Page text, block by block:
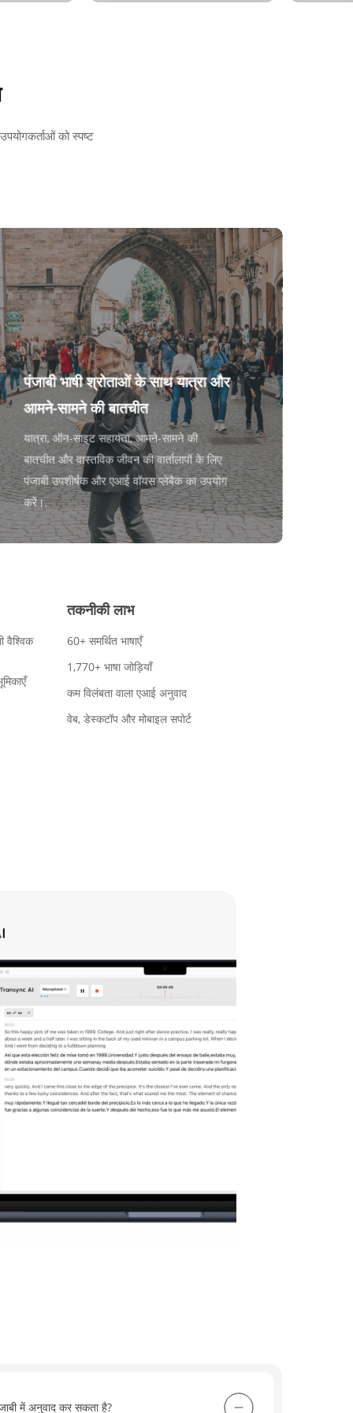
को स्पष्ट
पंजाबी भाषी श्रोताओं के साथ यात्रा और
आमने-सामने की बातचीत
यात्रा, ऑन-साइट सहायता, आमने-सामने की
बातचीत और वास्तविक जीवन की वार्तालापों के लिए
पंजाबी उपशीर्षक और एआई वॉयस प्लेबैक का उपयोग
करें।.
वैश्विक
तकनीकी लाभ
60+ समर्थित भाषाएँ
1,770+ भाषा जोड़ियाँ
कम विलंबता वाला एआई अनुवाद
वेब, डेस्कटॉप और मोबाइल सपोर्ट
में अनुवाद कर सकता है?